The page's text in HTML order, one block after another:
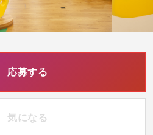
応募する
気になる